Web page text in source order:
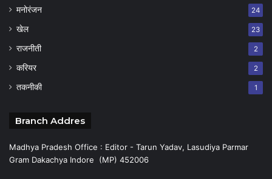
मनोरंजन 24
खेल 23
राजनीती 2
करियर 2
तकनीकी 1
Branch Addres
Madhya Pradesh Office : Editor - Tarun Yadav, Lasudiya Parmar
Gram Dakachya Indore (MP) 452006